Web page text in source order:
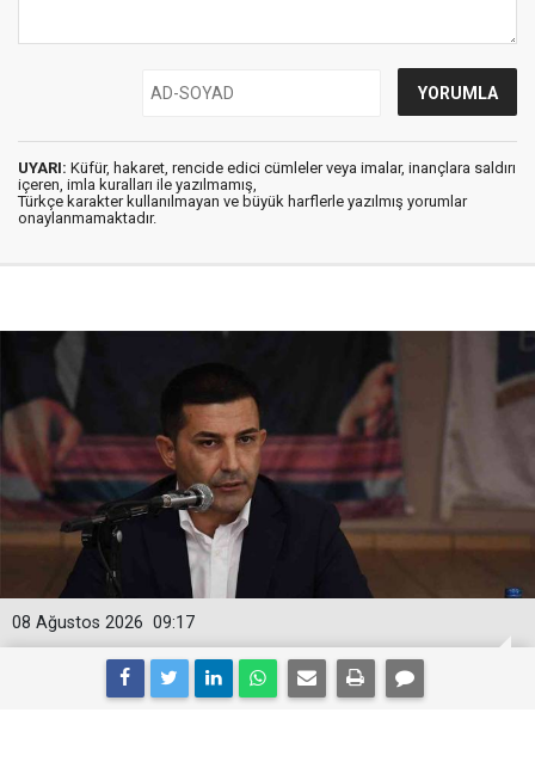
UYARI: Küfür, hakaret, rencide edici cümleler veya imalar, inançlara saldırı
içeren, imla kuralları ile yazılmamış,
Türkçe karakter kullanılmayan ve büyük harflerle yazılmış yorumlar
onaylanmamaktadır.
09:17
08 Ağustos 2026